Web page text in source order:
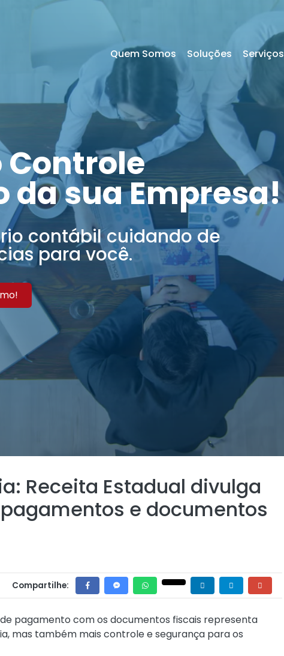
Quem Somos Soluções Serviços
Controle
da sua Empresa!
contábil cuidando de
para você.
Receita Estadual divulga
e documentos
Compartilhe:
pagamento com os documentos fiscais representa
mas também mais controle e segurança para os